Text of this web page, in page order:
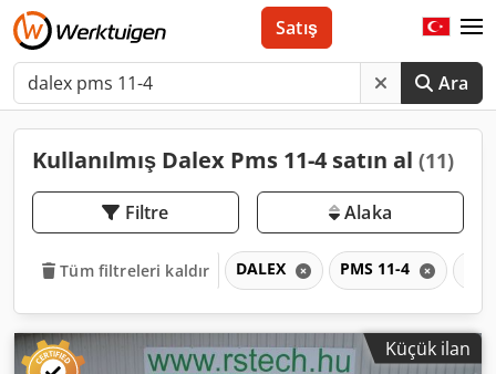
Ara
Satış
Kullanılmış Dalex Pms 11-4 satın al (11)
Filtre Alaka
Tüm filtreleri kaldır DALEX PMS 11-4
Küçük ilan